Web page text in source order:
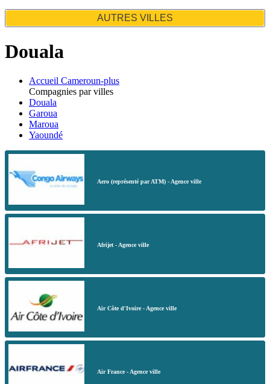
AUTRES VILLES
Douala
Accueil Cameroun-plus
Compagnies par villes
Douala
Garoua
Maroua
Yaoundé
Aero (représenté par ATM) - Agence ville
Afrijet - Agence ville
Air Côte d'Ivoire - Agence ville
Air France - Agence ville